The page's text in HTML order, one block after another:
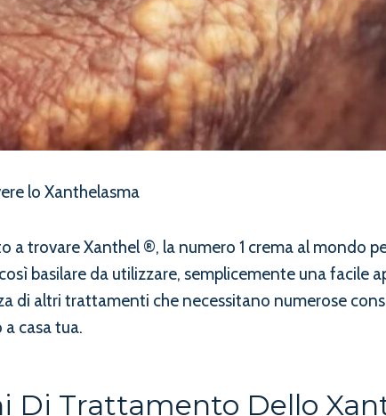
lo Xanthelasma
trovare Xanthel ®, la numero 1 crema al mondo
basilare da utilizzare, semplicemente una facile
di altri trattamenti che necessitano numerose
casa tua.
Di Trattamento Dello